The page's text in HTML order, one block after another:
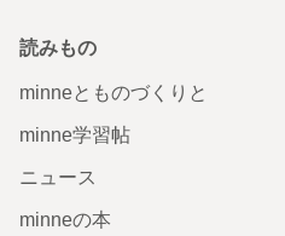
読みもの
minneとものづくりと
minne学習帖
ニュース
minneの本